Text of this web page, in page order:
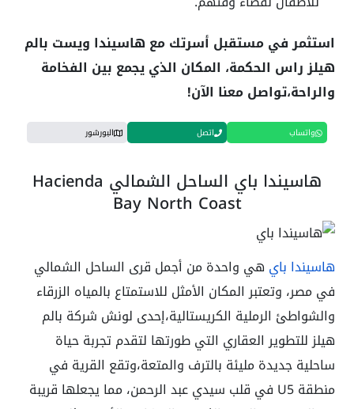
استثمر في مستقبل أسرتك مع هاسيندا ويست بالم
هيلز راس الحكمة، المكان الذي يجمع بين الفخامة
والراحة،تواصل معنا الآن!
واتساب اتصل البورشور
هاسيندا باي الساحل الشمالي Hacienda
Bay North Coast
هاسيندا باي هي واحدة من أجمل قرى الساحل الشمالي
في مصر، وتعتبر المكان الأمثل للاستمتاع بالمياه الزرقاء
والشواطئ الرملية الكريستالية،إحدى لونش شركة بالم
هيلز للتطوير العقاري التي طورتها لتقدم تجربة حياة
ساحلية جديدة مليئة بالترف والمتعة،وتقع القرية في
منطقة U5 في قلب سيدي عبد الرحمن، مما يجعلها قريبة